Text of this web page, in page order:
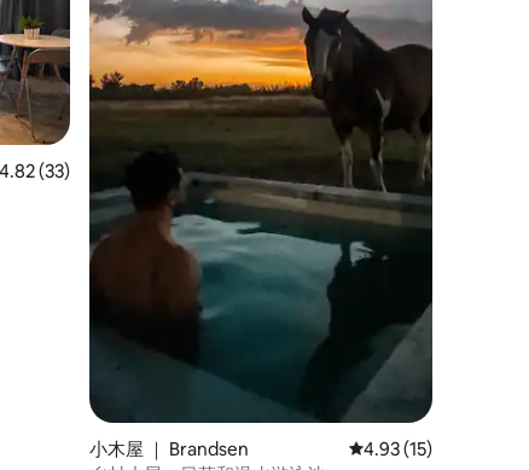
评分 4.82 分（满分 5 分），共 33 条评价
4.82 (33)
小木屋 ｜ Brandsen 平均评分 4.93 分（满
4.93 (15)